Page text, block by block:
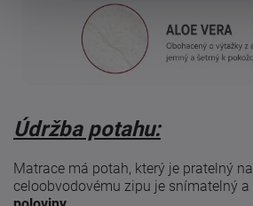
Údržba potahu:
Matrace má potah, který je pratelný na
celoobvodovému zipu je snímatelný a